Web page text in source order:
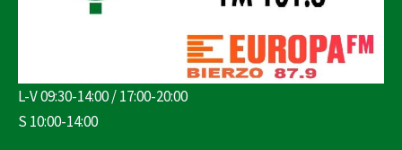
L-V 09:30-14:00 / 17:00-20:00
S 10:00-14:00